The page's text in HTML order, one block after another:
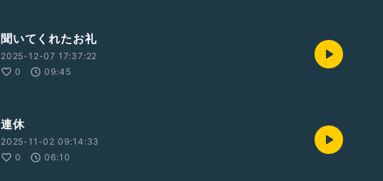
聞いてくれたお礼
2025-12-07 17:37:22
0
09:45
連休
2025-11-02 09:14:33
0
06:10